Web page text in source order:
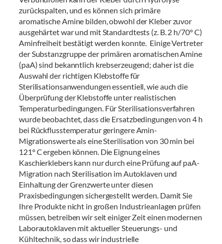
zurückspalten, und es können sich primäre
aromatische Amine bilden, obwohl der Kleber zuvor
ausgehärtet war und mit Standardtests (z. B. 2 h/70° C)
Aminfreiheit bestätigt werden konnte. Einige Vertreter
der Substanzgruppe der primären aromatischen Amine
(paA) sind bekanntlich krebserzeugend; daher ist die
Auswahl der richtigen Klebstoffe für
Sterilisationsanwendungen essentiell, wie auch die
Überprüfung der Klebstoffe unter realistischen
Temperaturbedingungen. Für Sterilisationsverfahren
wurde beobachtet, dass die Ersatzbedingungen von 4 h
bei Rückflusstemperatur geringere Amin-
Migrationswerte als eine Sterilisation von 30 min bei
121° C ergeben können. Die Eignung eines
Kaschierklebers kann nur durch eine Prüfung auf paA-
Migration nach Sterilisation im Autoklaven und
Einhaltung der Grenzwerte unter diesen
Praxisbedingungen sichergestellt werden. Damit Sie
Ihre Produkte nicht in großen Industrieanlagen prüfen
müssen, betreiben wir seit einiger Zeit einen modernen
Laborautoklaven mit aktueller Steuerungs- und
Kühltechnik, so dass wir industrielle